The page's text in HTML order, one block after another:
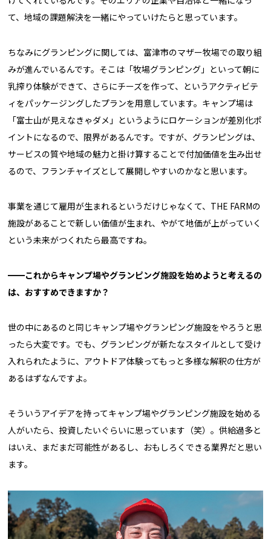
て、地域の課題解決を一緒にやっていけたらと思っています。
ちなみにグランピングに関しては、富津市のマザー牧場での取り組
みが進んでいるんです。そこは「牧場グランピング」といって朝に
乳搾り体験ができて、さらにチーズを作って、というアクティビテ
ィをパッケージングしたプランを用意しています。キャンプ場は
「富士山が見えなきゃダメ」というようにロケーションが差別化ポ
イントになるので、限界があるんです。ですが、グランピングは、
サービスの質や地域の魅力と掛け算することで付加価値を生み出せ
るので、フランチャイズとして展開しやすいのかなと思います。
事業を通じて雇用が生まれるというだけじゃなくて、THE FARMの
施設があることで新しい価値が生まれ、やがて地価が上がっていく
という未来がつくれたら最高ですね。
━━これからキャンプ場やグランピング施設を始めようと考えるの
は、おすすめできますか？
世の中にあるのと同じキャンプ場やグランピング施設をやろうと思
ったら大変です。でも、グランピングが新たなスタイルとして受け
入れられたように、アウトドア体験ってもっと多様な解釈の仕方が
あるはずなんですよ。
そういうアイデアを持ってキャンプ場やグランピング施設を始める
人がいたら、投資したいぐらいに思っています（笑）。供給過多と
はいえ、まだまだ可能性があるし、おもしろくできる業界だと思い
ます。